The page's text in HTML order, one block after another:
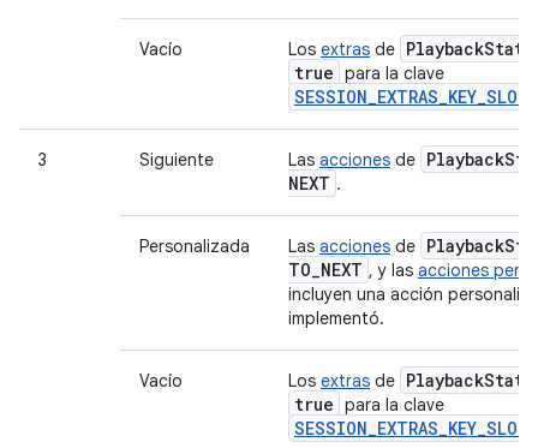
Vacío Los extras de PlaybackState
true para la clave
3 Siguiente Las acciones de Playback
NEXT .
Personalizada Las acciones de Playback
TO_NEXT , y las acciones
incluyen una acción
implementó.
Vacío Los extras de PlaybackState
true para la clave